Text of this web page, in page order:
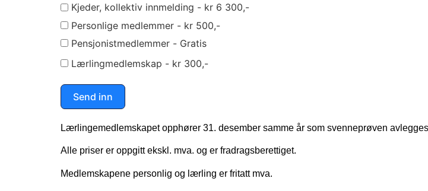
Kjeder, kollektiv innmelding - kr 6 300,-
Personlige medlemmer - kr 500,-
Pensjonistmedlemmer - Gratis
Lærlingmedlemskap - kr 300,-
Send inn
Lærlingemedlemskapet opphører 31. desember samme år som svenneprøven
Alle priser er oppgittekskl. mva. og er fradragsberettiget.
Medlemskapene personlig og lærling er fritatt mva.